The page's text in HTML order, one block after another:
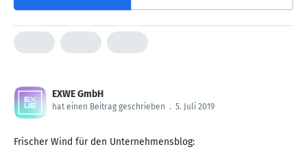
EXWE GmbH
hat einen Beitrag geschrieben . 5. Juli 2019
Frischer Wind für den Unternehmensblog: